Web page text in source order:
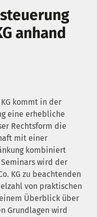
anhand
kommt in der
eine erhebliche
Rechtsform die
mit einer
kombiniert
wird der
KG zu beachtenden
von praktischen
Überblick über
Grundlagen wird